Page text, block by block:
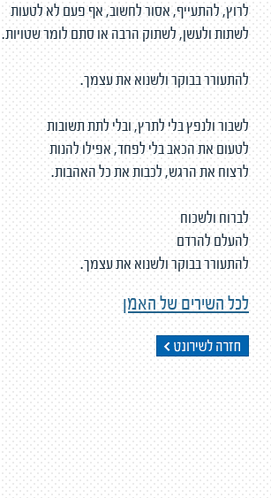
לרוץ, להתעייף, אסור לחשוב, אף פעם לא לטעות
לשתות ולעשן, לשתוק הרבה או סתם לומר שטויות.
להתעורר בבוקר ולשנוא את עצמך.
לשבור ולנפץ בלי לתרץ, ובלי לתת תשובות
לטעום את הכאב בלי לפחד, אפילו להנות
לרצוח את הרגש, לכבות את כל האהבות.
לברוח ולשכוח
להעלם להרדם
להתעורר בבוקר ולשנוא את עצמך.
לכל השירים של האמן